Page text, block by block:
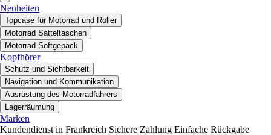
Neuheiten
Topcase für Motorrad und Roller
Motorrad Satteltaschen
Motorrad Softgepäck
Kopfhörer
Schutz und Sichtbarkeit
Navigation und Kommunikation
Ausrüstung des Motorradfahrers
Lagerräumung
Marken
Kundendienst in Frankreich Sichere Zahlung Einfache Rückgabe